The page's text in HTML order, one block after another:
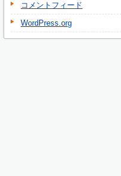
コメントフィード
WordPress.org